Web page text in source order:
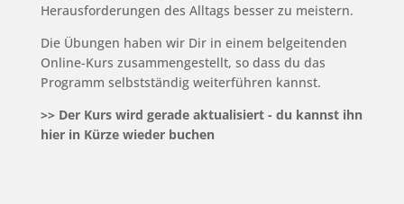
Herausforderungen des Alltags besser zu meistern.
Die Übungen haben wir Dir in einem belgeitenden
Online-Kurs zusammengestellt, so dass du das
Programm selbstständig weiterführen kannst.
>> Der Kurs wird gerade aktualisiert - du kannst ihn
hier in Kürze wieder buchen